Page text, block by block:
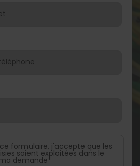
formulaire, j'accepte que les
soient exploitées dans le
demande*